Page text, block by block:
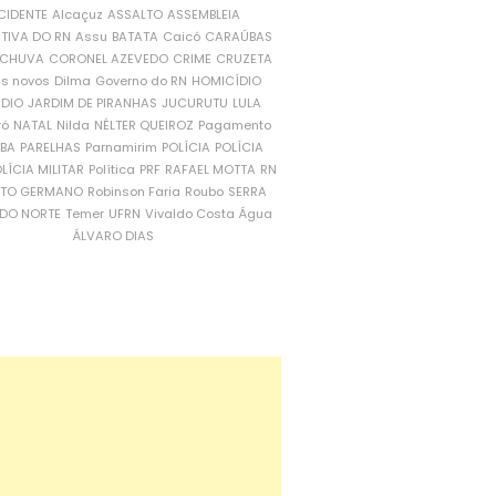
Alcaçuz ASSALTO ASSEMBLEIA
DO RN Assu BATATA Caicó CARAÚBAS
CORONEL AZEVEDO CRIME CRUZETA
novos Dilma Governo do RN HOMICÍDIO
JARDIM DE PIRANHAS JUCURUTU LULA
NATAL Nilda NÉLTER QUEIROZ Pagamento
PARELHAS Parnamirim POLÍCIA POLÍCIA
MILITAR Política PRF RAFAEL MOTTA RN
GERMANO Robinson Faria Roubo SERRA
NORTE Temer UFRN Vivaldo Costa Água
ÁLVARO DIAS